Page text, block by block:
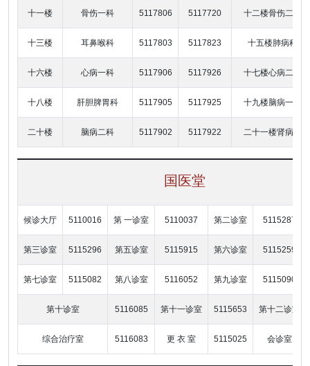
十一楼 骨伤一科 5117806 5117720 十二楼骨伤二科
十三楼 耳鼻喉科 5117803 5117823 十五楼肺病科
十六楼 心病一科 5117906 5117926 十七楼心病二科
十八楼 肝胆脾胃科 5117905 5117925 十九楼脑病一科
二十楼 脑病二科 5117902 5117922 二十一楼肾病科
国医堂
候诊大厅 5110016 第 一诊室 5110037 第二诊室 5115287
第三诊室 5115296 第五诊室 5115915 第六诊室 5115259
第七诊室 5115082 第八诊室 5116052 第九诊室 5115090
第十诊室 5116085 第十一诊室 5115653 第十二诊室
综合治疗室 5116083 更 衣 室 5115025 会诊室